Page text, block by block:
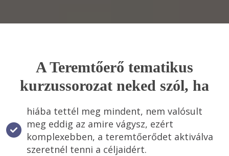
A Teremtőerő tematikus
kurzussorozat neked szól, ha
hiába tettél meg mindent, nem valósult
meg eddig az amire vágysz, ezért
komplexebben, a teremtőerődet aktiválva
szeretnél tenni a céljaidért.